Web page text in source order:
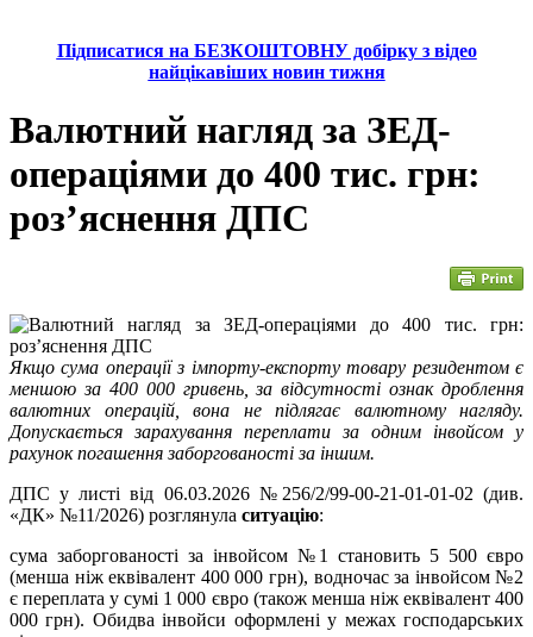
Підписатися на БЕЗКОШТОВНУ добірку з відео
найцікавіших новин тижня
Валютний нагляд за ЗЕД-
операціями до 400 тис. грн:
роз’яснення ДПС
Якщо сума операції з імпорту-експорту товару резидентом є
меншою за 400 000 гривень, за відсутності ознак дроблення
валютних операцій, вона не підлягає валютному нагляду.
Допускається зарахування переплати за одним інвойсом у
рахунок погашення заборгованості за іншим.
ДПС у листі від 06.03.2026 №256/2/99-00-21-01-01-02 (див.
«ДК» №11/2026) розглянула ситуацію:
сума заборгованості за інвойсом №1 становить 5 500 євро
(менша ніж еквівалент 400 000 грн), водночас за інвойсом №2
є переплата у сумі 1 000 євро (також менша ніж еквівалент 400
000 грн). Обидва інвойси оформлені у межах господарських